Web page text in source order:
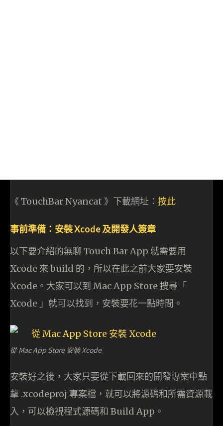
《 TouchBar Nyancat 》下載網址： 按此
事前準備：安裝 Xcode 及開發人簽章
以下要介紹的無聊 Touch Bar App 就需要用
Xcode 來 build 的，所以在此之前大家要安裝
Xcode。大家可以到 Mac App Store 搜尋「
Xcode 」就可以找到，安裝要花一點時間。
從 Mac App Store 安裝 Xcode
安裝好之後，大家只要從下載回來的開發專案中點
擊 .xcodeproj 專案檔，就可以將源碼和所需資源載
入，可以檢視程式源碼和 Build App。